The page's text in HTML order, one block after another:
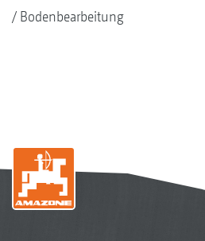
Bodenbearbeitung